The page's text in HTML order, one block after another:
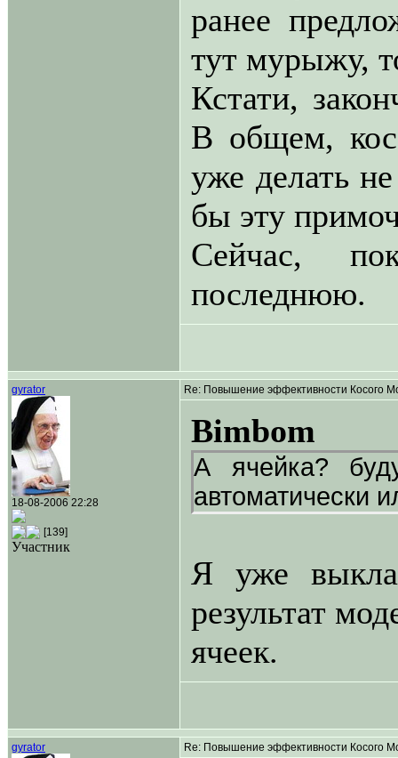
ранее
тут мурыжу,
Кстати,
В общем,
уже делать
бы эту
Сейчас,
последнюю.
gyrator
18-08-2006 22:28
[139]
Участник
Re: Повышение эффективности Косого
Bimbom
А ячейка?
автоматически
Я уже
результат
ячеек.
gyrator Re: Повышение эффективности Косого